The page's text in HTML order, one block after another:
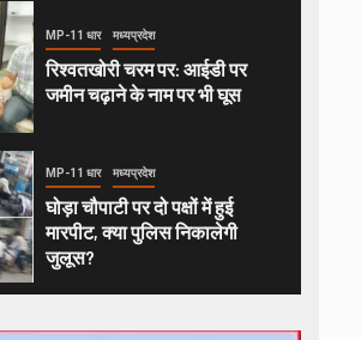
MP-11 धार मध्यप्रदेश
रिश्वतखोरी चरम पर: आईडी पर
जमीन चढ़ाने के नाम पर भी घूस
MP-11 धार मध्यप्रदेश
घोड़ा चौपाटी पर दो पक्षों में हुई
मारपीट, क्या पुलिस निकालेगी
जुलूस?